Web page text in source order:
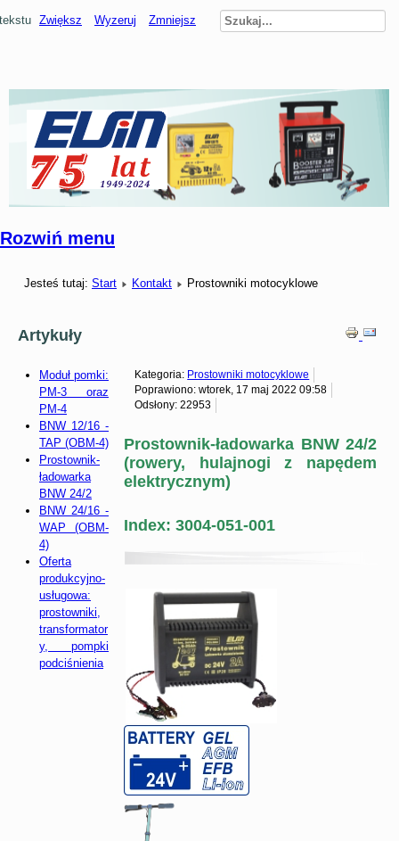
Rozwiń menu
Zwiększ Wyzeruj Zmniejsz
Jesteś tutaj: Start Kontakt Prostowniki motocyklowe
Artykuły
Moduł pomki:
PM-3 oraz
PM-4
BNW 12/16 -
TAP (OBM-4)
Prostownik-
ładowarka
BNW 24/2
BNW 24/16 -
WAP (OBM-
4)
Oferta
produkcyjno-
usługowa:
prostowniki,
transformator
y, pompki
podciśnienia
Kategoria: Prostowniki motocyklowe
Poprawiono: wtorek, 17 maj 2022 09:58
Odsłony: 22953
Prostownik-ładowarka BNW 24/2
(rowery, hulajnogi z napędem
elektrycznym)
Index: 3004-051-001